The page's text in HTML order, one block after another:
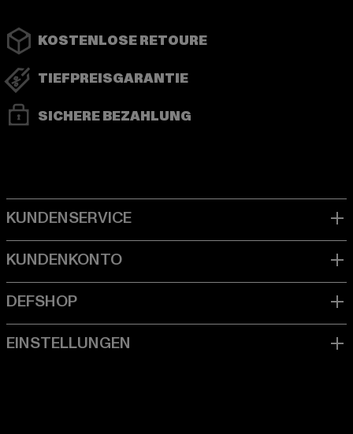
KOSTENLOSE RETOURE
TIEFPREISGARANTIE
SICHERE BEZAHLUNG